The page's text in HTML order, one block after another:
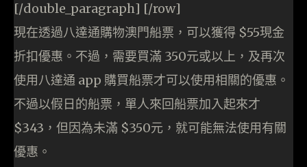
[/double_paragraph] [/row]
現在透過八達通購物澳門船票，可以獲得 $55現金
折扣優惠。不過，需要買滿 350元或以上，及再次
使用八達通 app 購買船票才可以使用相關的優惠。
不過以假日的船票，單人來回船票加入起來才
$343，但因為未滿 $350元，就可能無法使用有關
優惠。